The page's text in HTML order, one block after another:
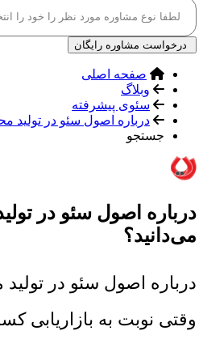
درخواست مشاوره رایگان
صفحه اصلی
وبلاگ
سئوی پیشرفته
درباره اصول سئو در تولید
جستجو
درباره اصول سئو در
می‌دانید؟
درباره اصول سئو در تولید
وقتی نوبت به بازاریابی